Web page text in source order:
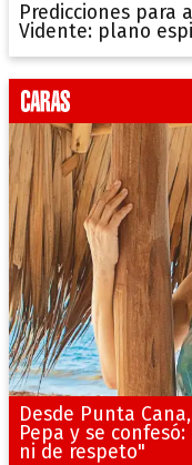
Predicciones para
Vidente: plano
Desde Punta
Pepa y se
ni de respeto"